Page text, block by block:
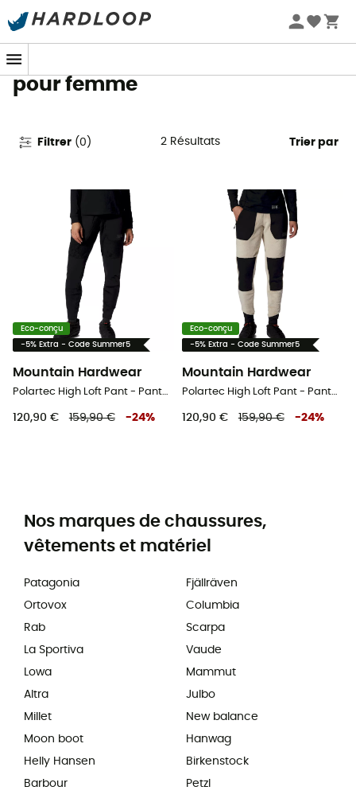
Promos d'été 🔥 -5 % EXTRA dès 2 produits* code Summer5
Pantalons Mountain Hardwear
pour femme
Filtrer (0 ) 2 Résultats Trier par
Eco-conçu
-5% Extra - Code Summer5
Mountain Hardwear
Polartec High Loft Pant - Pantalon softshell femme
120,90 € 159,90 € -24%
Eco-conçu
-5% Extra - Code Summer5
Mountain Hardwear
Polartec High Loft Pant - Pantalon softshell femme
120,90 € 159,90 € -24%
Nos marques de chaussures,
vêtements et matériel
Patagonia
Ortovox
Rab
La Sportiva
Lowa
Altra
Millet
Moon boot
Helly Hansen
Barbour
Fjällräven
Columbia
Scarpa
Vaude
Mammut
Julbo
New balance
Hanwag
Birkenstock
Petzl